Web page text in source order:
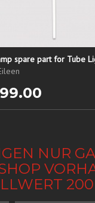
spare part for Tube
NUR